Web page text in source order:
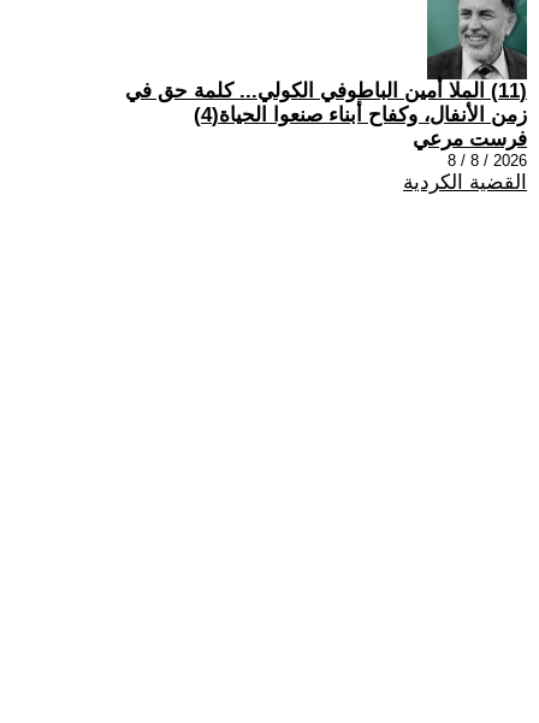
(11) الملا أمين الباطوفي الكولي... كلمة حق في
زمن الأنفال، وكفاح أبناء صنعوا الحياة(4)
فرست مرعي
2026 / 8 / 8
القضية الكردية